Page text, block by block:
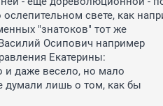
свете, как
"знатоков" тот же
Осипович например
Екатерины:
и даже весело, но мало
думали лишь о том, как бы